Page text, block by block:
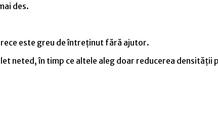
des.
este greu de întreținut fără ajutor.
neted, în timp ce altele aleg doar reducerea densității